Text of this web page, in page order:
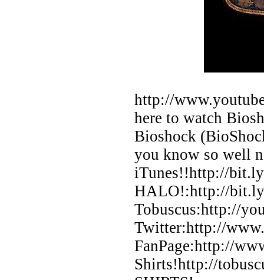
http://
here to watch
Bioshock
you know so well
iTunes!!http://
HALO!:http://
Tobuscus:http://
Twitter:http://
FanPage:http://
Shirts!http://